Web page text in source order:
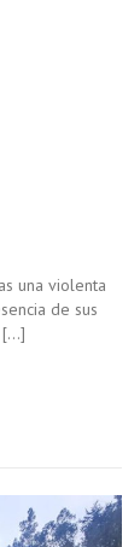
una violenta
de sus
[…]